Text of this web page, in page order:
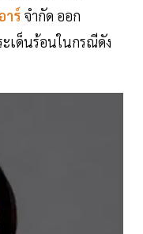
าร์ จำกัด ออก
เด็นร้อนในกรณีดัง